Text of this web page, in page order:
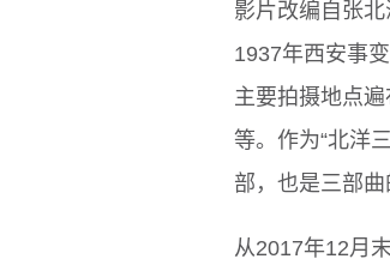
影片改编自张
1937年西安事
主要拍摄地点
等。作为“北洋
部，也是三部
从2017年12月